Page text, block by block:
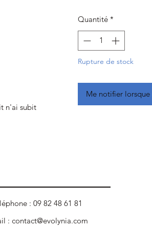
n'ai subit
Quantité *
Rupture de stock
Me notifier
: 09 82 48 61 81
: contact@evolynia.com